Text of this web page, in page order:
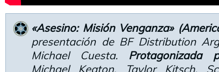
«Asesino: Misión Venganza»
presentación de BF Distribution
Michael Cuesta. Protagonizada
Michael Keaton, Taylor Kitsch,